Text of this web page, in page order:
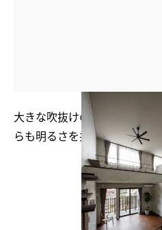
大きな吹抜けのあるリビング
らも明るさを共有できます。